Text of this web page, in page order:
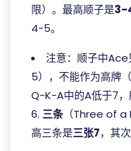
限）。最高顺子是3-
4-5。
注意：顺子中
5），不能作为高牌
Q-K-A中的A低于7，
6. 三条（Three of a
高三条是三张7，其